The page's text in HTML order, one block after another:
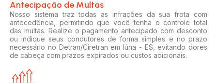
Antecipação de Multas
Nosso sistema traz todas as infrações da sua frota com
antecedência, permitindo que você tenha o controle total
das multas. Realize o pagamento antecipado com desconto
ou indique seus condutores de forma simples e no prazo
necessário no Detran/Ciretran em Iúna - ES, evitando dores
de cabeça com prazos expirados ou custos adicionais.